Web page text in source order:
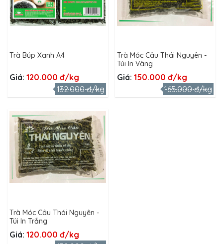
Trà Búp Xanh A4
Giá: 120.000 đ/kg
132.000 đ/kg
Trà Móc Câu Thái Nguyên -
Túi In Vàng
Giá: 150.000 đ/kg
165.000 đ/kg
Trà Móc Câu Thái Nguyên -
Túi In Trắng
Giá: 120.000 đ/kg